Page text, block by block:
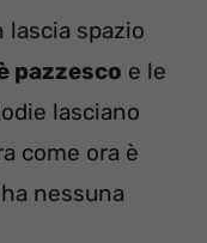
spazio
pazzesco e le
lasciano
come ora è
nessuna